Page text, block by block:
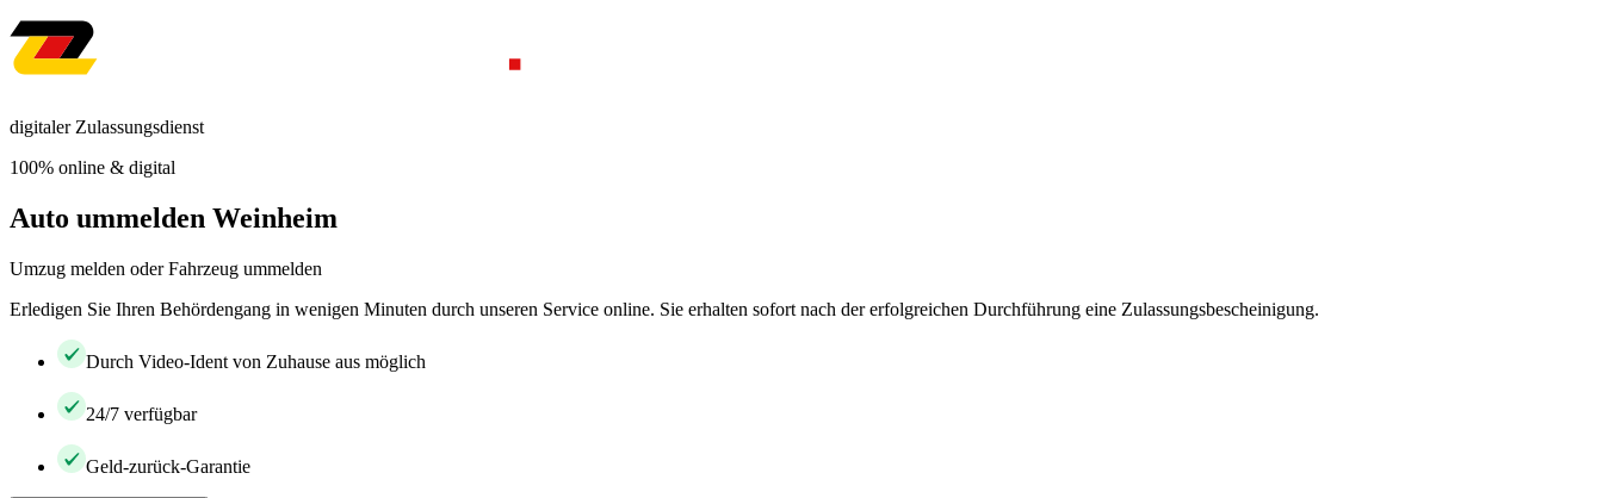
digitaler Zulassungsdienst
100% online & digital
Auto ummelden Weinheim
Umzug melden oder Fahrzeug ummelden
Erledigen Sie Ihren Behördengang in wenigen Minuten durch unseren Service online. Sie erhalten sofort nach der erfolgreichen Durchführung eine Zulassungsbescheinigung.
Durch Video-Ident von Zuhause aus möglich
24/7 verfügbar
Geld-zurück-Garantie